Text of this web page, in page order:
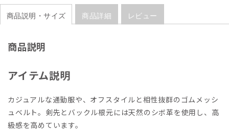
商品説明・サイズ 商品詳細 レビュー
商品説明
アイテム説明
カジュアルな通勤服や、オフスタイルと相性抜群のゴムメッシ
ュベルト。剣先とバックル根元には天然のシボ革を使用し、高
級感を高めています。